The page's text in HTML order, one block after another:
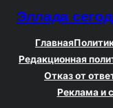
c
Эллада
Главная
Редакционная
Отказ от
Реклама и